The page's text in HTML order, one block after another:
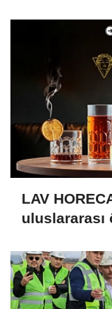
LAV
uluslararası